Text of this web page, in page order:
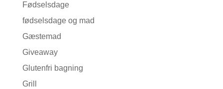
Fødselsdage
fødselsdage og mad
Gæstemad
Giveaway
Glutenfri bagning
Grill